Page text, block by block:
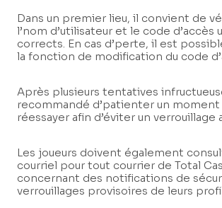
Dans un premier lieu, il convient de
l’nom d’utilisateur et le code d’accès
corrects. En cas d’perte, il est
la fonction de modification du code
Après plusieurs tentatives
recommandé d’patienter un moment
réessayer afin d’éviter un verrouillage
Les joueurs doivent également
courriel pour tout courrier de Total
concernant des notifications de
verrouillages provisoires de leurs